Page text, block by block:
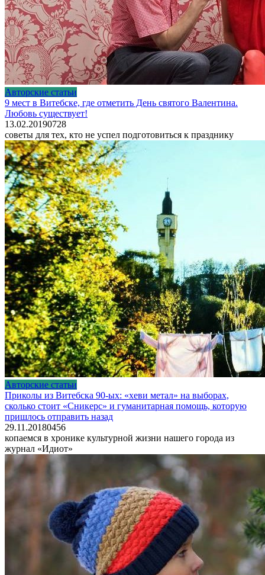
Авторские статьи
9 мест в Витебске, где отметить День святого Валентина.
Любовь существует!
13.02.20190728
советы для тех, кто не успел подготовиться к празднику
Авторские статьи
Приколы из Витебска 90-ых: «хеви метал» на выборах,
сколько стоит «Сникерс» и гуманитарная помощь, которую
пришлось отправить назад
29.11.20180456
копаемся в хронике культурной жизни нашего города из
журнал «Идиот»